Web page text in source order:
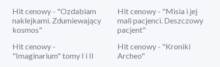
Hit cenowy - "Ozdabiam
naklejkami. Zdumiewający
kosmos"
Hit cenowy - "Misia i jej
mali pacjenci. Deszczowy
pacjent"
Hit cenowy -
"Imaginarium" tomy I i II
Hit cenowy - "Kroniki
Archeo"